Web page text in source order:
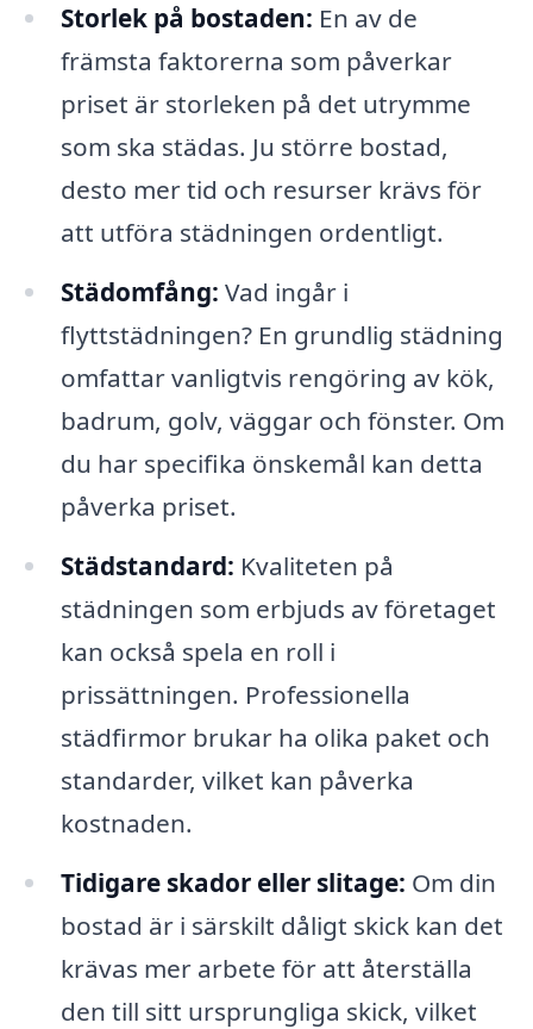
Storlek på bostaden: En av de
främsta faktorerna som påverkar
priset är storleken på det utrymme
som ska städas. Ju större bostad,
desto mer tid och resurser krävs för
att utföra städningen ordentligt.
Städomfång: Vad ingår i
flyttstädningen? En grundlig städning
omfattar vanligtvis rengöring av kök,
badrum, golv, väggar och fönster. Om
du har specifika önskemål kan detta
påverka priset.
Städstandard: Kvaliteten på
städningen som erbjuds av företaget
kan också spela en roll i
prissättningen. Professionella
städfirmor brukar ha olika paket och
standarder, vilket kan påverka
kostnaden.
Tidigare skador eller slitage: Om din
bostad är i särskilt dåligt skick kan det
krävas mer arbete för att återställa
den till sitt ursprungliga skick, vilket